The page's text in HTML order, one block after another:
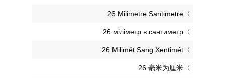
‎26 Milimetre Santimetre
‎26 міліметр в сантиметр
‎26 Milimét Sang Xentimét
‎26 毫米为厘米